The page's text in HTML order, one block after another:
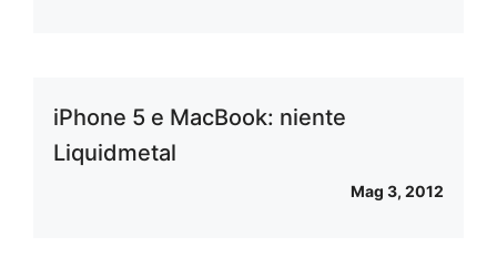
iPhone 5 e MacBook: niente
Liquidmetal
Mag 3, 2012